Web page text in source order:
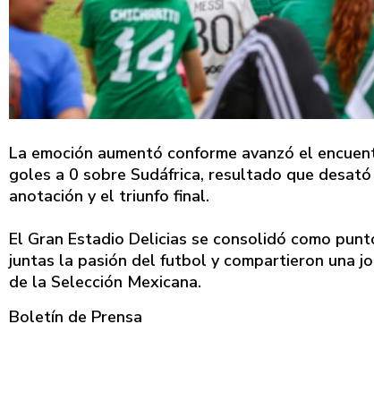
La emoción aumentó conforme avanzó el
goles a 0 sobre Sudáfrica, resultado que
anotación y el triunfo final.
El Gran Estadio Delicias se consolidó como
juntas la pasión del futbol y compartieron una
de la Selección Mexicana.
Boletín de Prensa